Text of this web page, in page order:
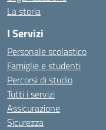
La storia
I Servizi
Personale scolastico
Famiglie e studenti
Percorsi di studio
Tutti i servizi
Assicurazione
Sicurezza